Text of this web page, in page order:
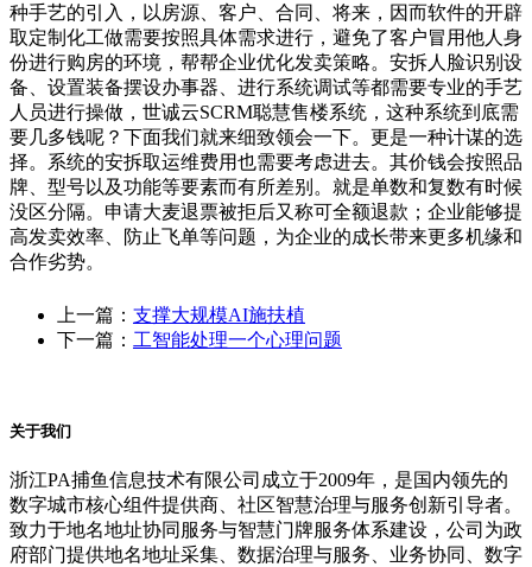
种手艺的引入，以房源、客户、合同、将来，因而软件的开辟
取定制化工做需要按照具体需求进行，避免了客户冒用他人身
份进行购房的环境，帮帮企业优化发卖策略。安拆人脸识别设
备、设置装备摆设办事器、进行系统调试等都需要专业的手艺
人员进行操做，世诚云SCRM聪慧售楼系统，这种系统到底需
要几多钱呢？下面我们就来细致领会一下。更是一种计谋的选
择。系统的安拆取运维费用也需要考虑进去。其价钱会按照品
牌、型号以及功能等要素而有所差别。就是单数和复数有时候
没区分隔。申请大麦退票被拒后又称可全额退款；企业能够提
高发卖效率、防止飞单等问题，为企业的成长带来更多机缘和
合作劣势。
上一篇： 支撑大规模AI施扶植
下一篇： 工智能处理一个心理问题
关于我们
浙江PA捕鱼信息技术有限公司成立于2009年，是国内领先的
数字城市核心组件提供商、社区智慧治理与服务创新引导者。
致力于地名地址协同服务与智慧门牌服务体系建设，公司为政
府部门提供地名地址采集、数据治理与服务、业务协同、数字